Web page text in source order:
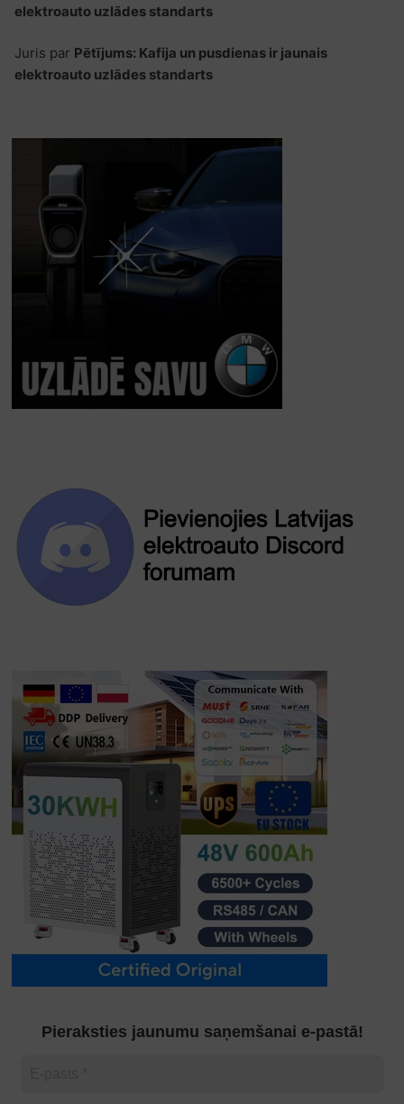
elektroauto uzlādes standarts
Juris par Pētījums: Kafija un pusdienas ir jaunais
elektroauto uzlādes standarts
Pieraksties jaunumu saņemšanai e-pastā!